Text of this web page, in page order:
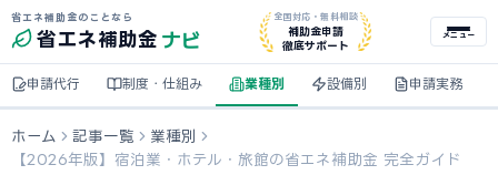
省エネ補助金のことなら
省エネ補助金 ナビ
全国対応・無料相談
補助金申請
徹底サポート
メニュー
申請代行 制度・仕組み 業種別 設備別 申請実務
ホーム 記事一覧
業種別
【2026年版】宿泊業・ホテル・旅館の省エネ補助金 完全ガイド